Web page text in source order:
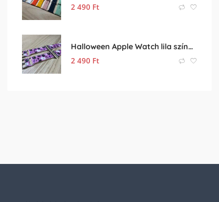
2 490 Ft
Halloween Apple Watch lila színű szilikon óraszíj
2 490 Ft